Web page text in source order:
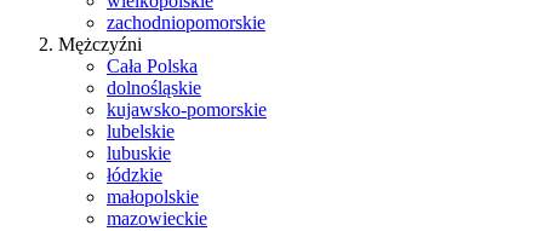
zachodniopomorskie
Mężczyźni
Cała Polska
dolnośląskie
kujawsko-pomorskie
lubelskie
lubuskie
łódzkie
małopolskie
mazowieckie